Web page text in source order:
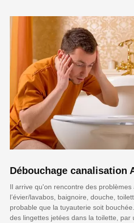
Débouchage canalisation
Il arrive qu'on rencontre des problèmes
l’évier/lavabos, baignoire, douche,
probable que la tuyauterie soit
des lingettes jetées dans la toilette, par